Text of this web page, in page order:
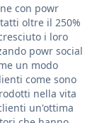
con powr
oltre il 250%
i loro
powr social
un modo
come sono
nella vita
un'ottima